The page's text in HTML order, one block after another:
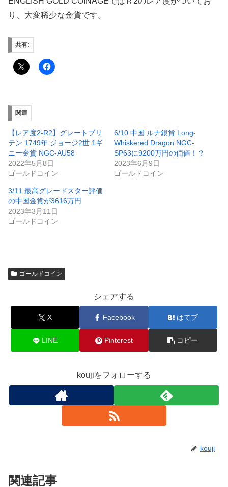
り、大変稀少な金貨です。
共有:
関連
【レア度2-R2】グレートブリ
テン 1749年 ジョージ2世 1ギ
ニー金貨 NGC-AU58
2022年5月8日
ゴールドコイン
6/10 中国 ルナ銀貨 Long-
Whiskered Dragon NGC-
SP63に9200万円の価値！？
2023年6月9日
ゴールドコイン
3/11 最高グレードスター評価
の中国金貨が3616万円
2023年3月11日
ゴールドコイン
ゴールドコイン
シェアする
X Facebook はてブ
LINE Pinterest コピー
koujiをフォローする
kouji
関連記事